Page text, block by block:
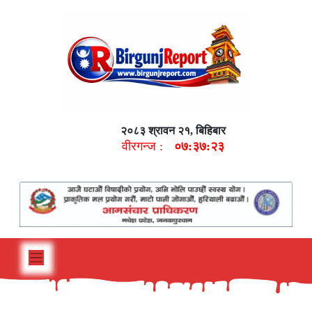
२०८३ श्रावन २१, बिहिबार
वीरगन्ज : ०७:३७:२४